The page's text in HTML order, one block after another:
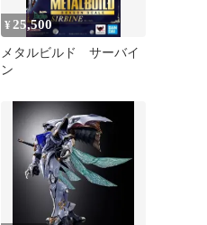
¥ 25,500
メタルビルド サーバイ
ン